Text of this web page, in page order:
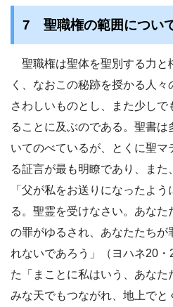
7 聖職権の範囲につい
聖職権は聖体を聖別する力と
く、なおこの秘跡を授かる人
さわしいものとし、また少し
ることに及ぶのである。聖書
いてのべているが、とくに聖
る証言が最も明瞭であり、ま
「父が私をお送りになったよ
る。聖霊を受けなさい。あな
の罪がゆるされ、あなたたちが
れないであろう」（ヨハネ20
た「まことに私はいう、あな
みな天でもつながれ、地上で